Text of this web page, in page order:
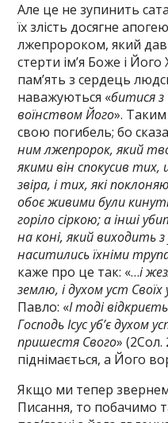
Але це не зупинить
їх злість досягне
лжепророком, який
стерти ім’я Боже і Його
пам’ять з сердець
наважуються «битися з
воїнством Його».
свою погибель; бо
ним лжепророк, який
якими він спокусив
звіра, і тих, які
обоє живими були
горіло сіркою; а інші
на коні, який виходить
наситились їхніми
каже про це так: «…і
землю, і духом уст Своїх
Павло: «І тоді
Господь Ісус уб’є духом
пришестя Свого»
піднімається, а Його
Якщо ми тепер
Писання, то побачимо